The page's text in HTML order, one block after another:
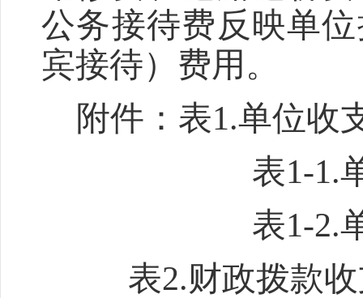
公务接待费反映单
宾接待）费用。
附件：表1.单位收
表1-1.
表1-2.
表2.财政拨款